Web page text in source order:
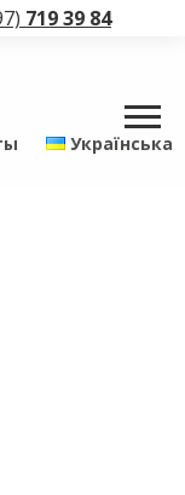
719 39 84
Українська